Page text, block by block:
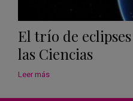
El trío de
las Ciencias
Leer más